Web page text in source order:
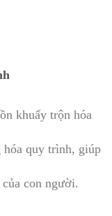
khuấy trộn hóa
hóa quy trình, giúp
con người.